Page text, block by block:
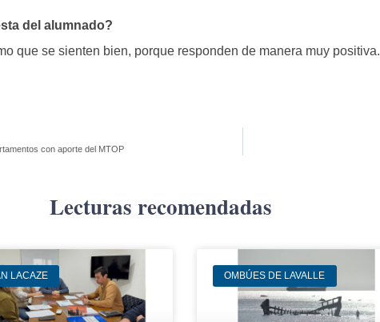
del alumnado?
que se sienten bien, porque responden de manera muy positiva.
con aporte del MTOP
Lecturas recomendadas
LACAZE OMBÚES DE LAVALLE